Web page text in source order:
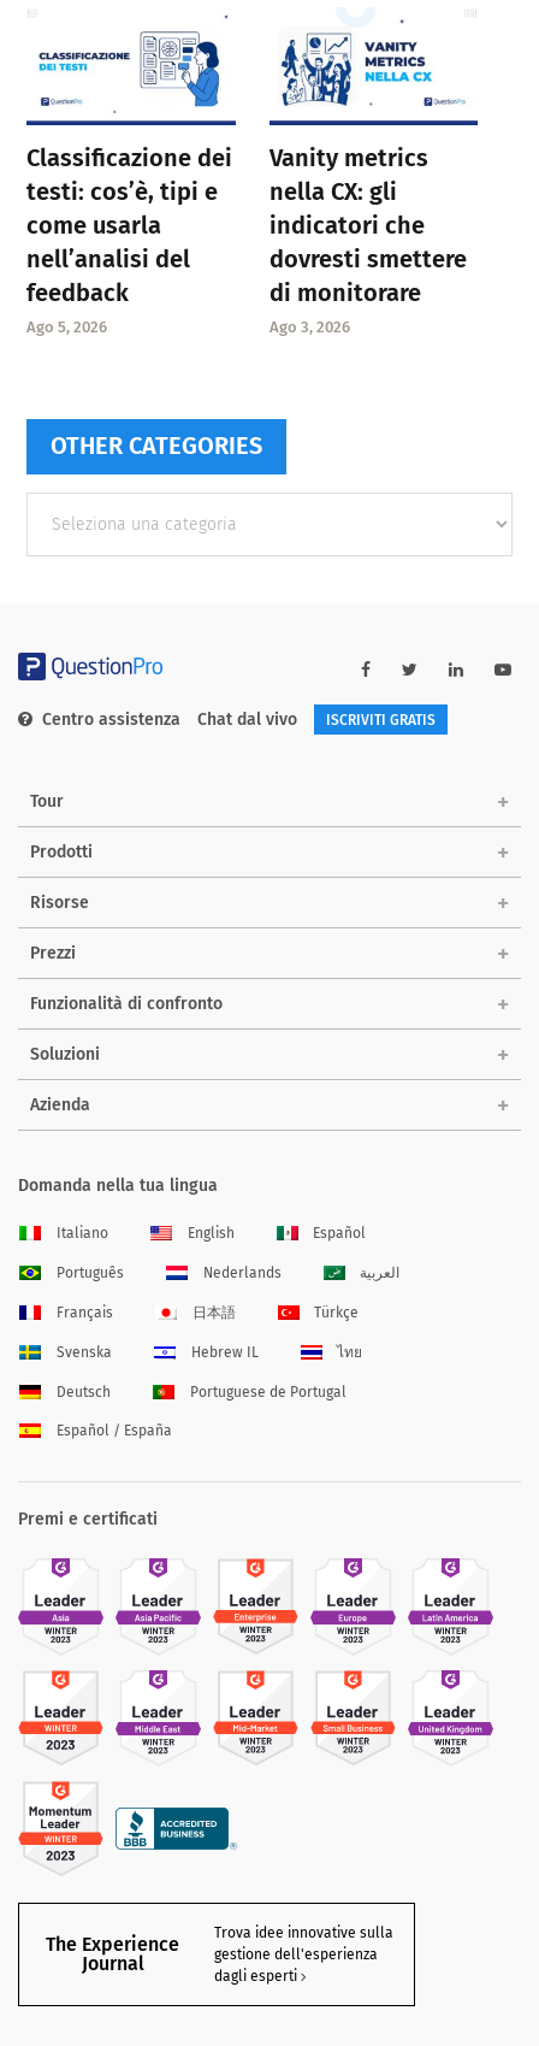
Classificazione dei
testi: cos’è, tipi e
come usarla
nell’analisi del
feedback
Ago 5, 2026
Vanity metrics
nella CX: gli
indicatori che
dovresti smettere
di monitorare
Ago 3, 2026
OTHER CATEGORIES
categories
Centro assistenza Chat dal vivo ISCRIVITI GRATIS
Tour
Prodotti
Risorse
Prezzi
Funzionalità di confronto
Soluzioni
Azienda
Domanda nella tua lingua
Italiano English Español
Português Nederlands العربية
Français 日本語 Türkçe
Svenska Hebrew IL ไทย
Deutsch Portuguese de Portugal
Español / España
Premi e certificati
The Experience
Journal
Trova idee innovative sulla
gestione dell'esperienza
dagli esperti